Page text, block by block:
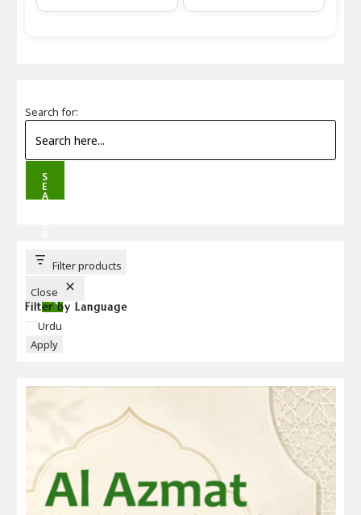
Search for:
S
E
A
T
T
Filter products
Close
Filter by Language
Language
Urdu
Apply